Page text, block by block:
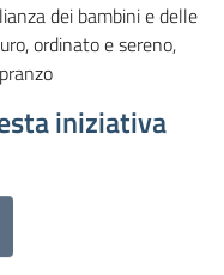
dei bambini e delle
ordinato e sereno,
iniziativa